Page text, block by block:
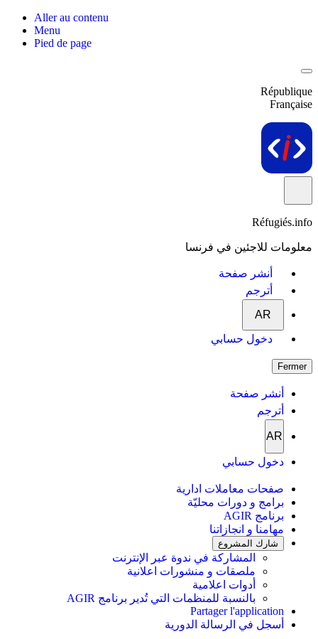
Aller au contenu
Menu
Pied de page
République
Française
Réfugiés.info
معلومات للاجئين في فرنسا
أنشر صفحة
أترجم
AR
دخول حسابي
Fermer
أنشر صفحة
أترجم
AR
دخول حسابي
صفحات معاملات ادارية
برامج و دورات محليّة
برنامج AGIR
مهامنا و انجازاتنا
شارك المشروع
المشاركة في ندوة عبر الإنترنت
ملصقات و منشورات اعلانية
أدوات اعلامية
بالنسبة للمنظمات التي تُدير برنامج AGIR
Partager l'application
أسجل في الرسالة الدورية